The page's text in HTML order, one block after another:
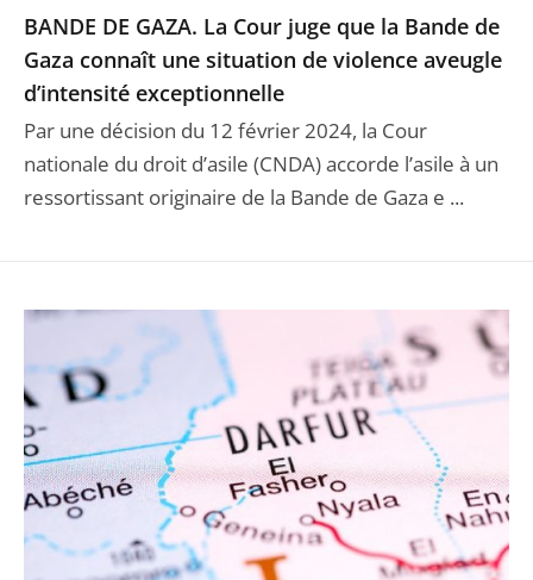
BANDE DE GAZA. La Cour juge que la Bande de
Gaza connaît une situation de violence aveugle
d’intensité exceptionnelle
Par une décision du 12 février 2024, la Cour
nationale du droit d’asile (CNDA) accorde l’asile à un
ressortissant originaire de la Bande de Gaza e ...